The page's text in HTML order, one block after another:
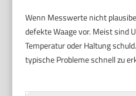
Wenn Messwerte nicht
defekte Waage vor. Meist sind
Temperatur oder Haltung
typische Probleme schnell zu